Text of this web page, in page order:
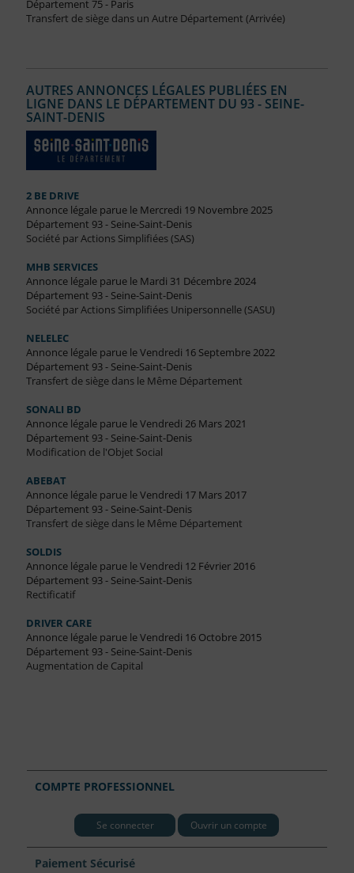
Département 75 - Paris
Transfert de siège dans un Autre Département (Arrivée)
AUTRES ANNONCES LÉGALES PUBLIÉES EN
LIGNE DANS LE DÉPARTEMENT DU 93 - SEINE-
SAINT-DENIS
2 BE DRIVE
Annonce légale parue le Mercredi 19 Novembre 2025
Département 93 - Seine-Saint-Denis
Société par Actions Simplifiées (SAS)
MHB SERVICES
Annonce légale parue le Mardi 31 Décembre 2024
Département 93 - Seine-Saint-Denis
Société par Actions Simplifiées Unipersonnelle (SASU)
NELELEC
Annonce légale parue le Vendredi 16 Septembre 2022
Département 93 - Seine-Saint-Denis
Transfert de siège dans le Même Département
SONALI BD
Annonce légale parue le Vendredi 26 Mars 2021
Département 93 - Seine-Saint-Denis
Modification de l'Objet Social
ABEBAT
Annonce légale parue le Vendredi 17 Mars 2017
Département 93 - Seine-Saint-Denis
Transfert de siège dans le Même Département
SOLDIS
Annonce légale parue le Vendredi 12 Février 2016
Département 93 - Seine-Saint-Denis
Rectificatif
DRIVER CARE
Annonce légale parue le Vendredi 16 Octobre 2015
Département 93 - Seine-Saint-Denis
Augmentation de Capital
COMPTE PROFESSIONNEL
Se connecter Ouvrir un compte
Paiement Sécurisé